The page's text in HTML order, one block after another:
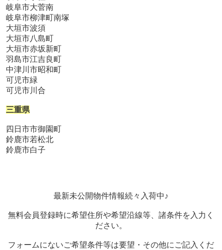
岐阜市大菅南
岐阜市柳津町南塚
大垣市波須
大垣市八島町
大垣市赤坂新町
羽島市江吉良町
中津川市昭和町
可児市緑
可児市川合
三重県
四日市市御園町
鈴鹿市若松北
鈴鹿市白子
最新未公開物件情報続々入荷中♪
無料会員登録時に希望住所や希望沿線等、諸条件を入力く
ださい。
フォームにないご希望条件等は要望・その他にご記入くだ